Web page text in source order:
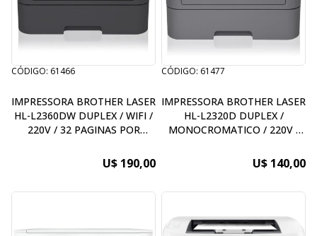
CÓDIGO: 61466
IMPRESSORA BROTHER LASER
HL-L2360DW DUPLEX / WIFI /
220V / 32 PAGINAS POR
U$ 190,00
CÓDIGO: 61477
IMPRESSORA BROTHER LASER
HL-L2320D DUPLEX /
MONOCROMATICO / 220V /
U$ 140,00